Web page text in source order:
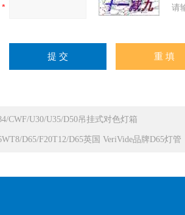
请
CWF/U30/U35/D50吊挂式对色灯箱
D65/F20T12/D65英国 VeriVide品牌D65灯管